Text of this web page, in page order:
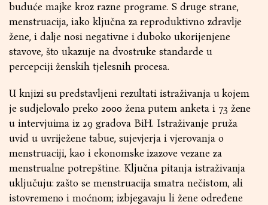
buduće majke kroz razne programe. S druge strane,
menstruacija, iako ključna za reproduktivno zdravlje
žene, i dalje nosi negativne i duboko ukorijenjene
stavove, što ukazuje na dvostruke standarde u
percepciji ženskih tjelesnih procesa.
U knjizi su predstavljeni rezultati istraživanja u kojem
je sudjelovalo preko 2000 žena putem anketa i 73 žene
u intervjuima iz 29 gradova BiH. Istraživanje pruža
uvid u uvriježene tabue, sujevjerja i vjerovanja o
menstruaciji, kao i ekonomske izazove vezane za
menstrualne potrepštine. Ključna pitanja istraživanja
uključuju: zašto se menstruacija smatra nečistom, ali
istovremeno i moćnom; izbjegavaju li žene određene